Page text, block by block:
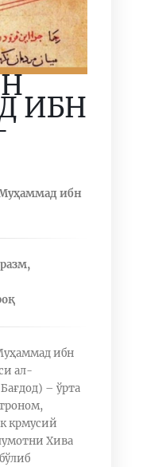
ИБН
ибн
ибн
ал-
– ўрта
крмусий
Хива